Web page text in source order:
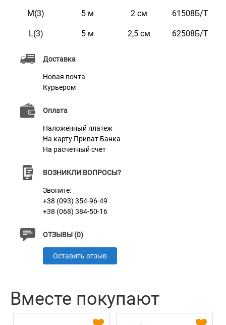
Доставка
Новая почта
Курьером
Оплата
Наложенный платеж
На карту Приват Банка
На расчетный счет
ВОЗНИКЛИ ВОПРОСЫ?
Звоните:
+38 (093) 354-96-49
+38 (068) 384-50-16
ОТЗЫВЫ (0)
Оставить отзыв
Цвет Желтый
Фурнитура Металл
M(3) 5 м 2 см 61508Б/Т
L(3) 5 м 2,5 см 62508Б/Т
Вместе покупают